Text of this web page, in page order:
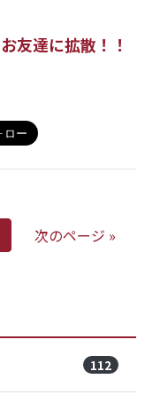
お友達に拡散！！
次のページ »
112